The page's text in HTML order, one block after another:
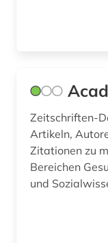
china (1)
Zeitschriften-
Artikeln,
Zitationen zu
Bereichen
und